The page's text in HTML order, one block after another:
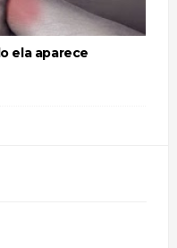
ela aparece